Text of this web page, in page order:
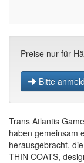
Preise nur für
Bitte
Trans Atlantis
haben gemeinsam
herausgebracht,
THIN COATS,